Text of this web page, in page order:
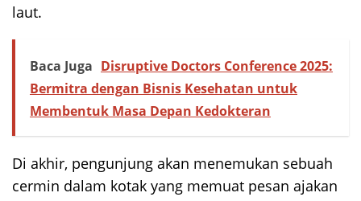
laut.
Baca Juga Disruptive Doctors Conference 2025:
Bermitra dengan Bisnis Kesehatan untuk
Membentuk Masa Depan Kedokteran
Di akhir, pengunjung akan menemukan sebuah
cermin dalam kotak yang memuat pesan ajakan